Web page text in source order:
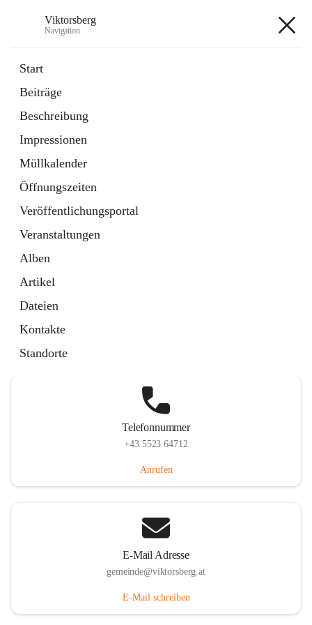
Viktorsberg
Navigation
Start
Beiträge
Beschreibung
Impressionen
Müllkalender
Öffnungszeiten
Veröffentlichungsportal
Veranstaltungen
Alben
Artikel
Dateien
Kontakte
Standorte
1 Schnellzugriff
Bürgerservice
10 Schnellzugriffe
Telefonnummer
+43 5523 64712
Anrufen
E-Mail Adresse
gemeinde@viktorsberg.at
E-Mail schreiben